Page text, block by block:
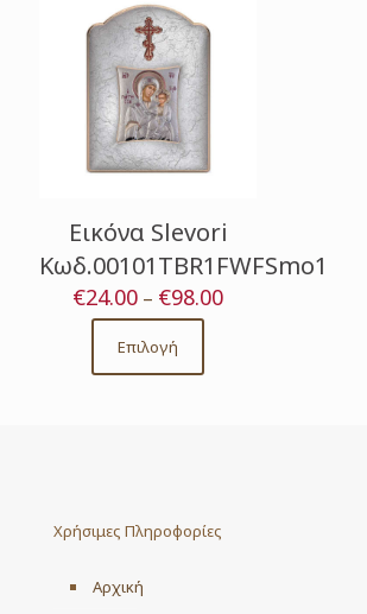
Εικόνα Slevori
Κωδ.00101TBR1FWFSmo1
€24.00 – €98.00Price
Επιλογή
This
product
be
on
Χρήσιμες Πληροφορίες
Αρχική